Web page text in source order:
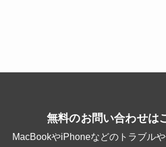
無料のお問い合わせは
MacBookやiPhoneなどのトラブル